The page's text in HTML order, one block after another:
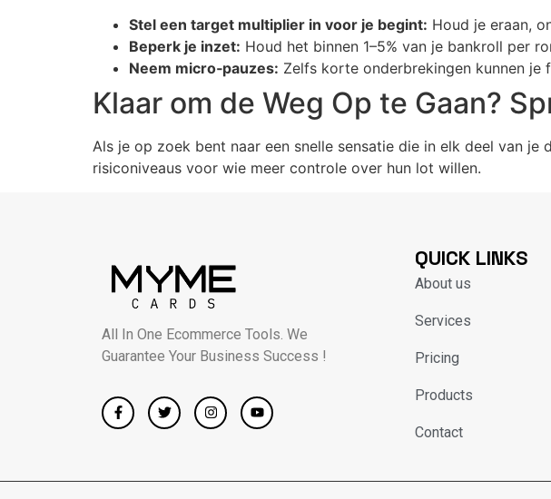
Stel een target multiplier in voor je begint: Houd je eraan,
Beperk je inzet: Houd het binnen 1–5% van je bankroll per
Neem micro‑pauzes: Zelfs korte onderbrekingen kunnen
Klaar om de Weg Op te Gaan?
Als je op zoek bent naar een snelle sensatie die in elk deel van
risiconiveaus voor wie meer controle over hun lot willen.
All In One Ecommerce Tools. We
Guarantee Your Business Success !
QUICK LINKS
About us
Services
Pricing
Products
Contact